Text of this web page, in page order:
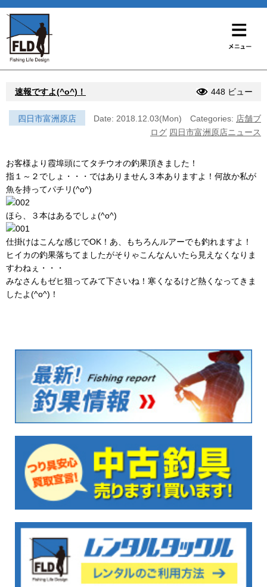
速報ですよ(^o^)！ 448 ビュー
四日市富洲原店 Date: 2018.12.03(Mon) Categories: 店舗ブ
ログ 四日市富洲原店ニュース
お客様より霞埠頭にてタチウオの釣果頂きました！
指１～２でしょ・・・ではありません３本ありますよ！何故か私が
魚を持ってパチリ(^o^)
ほら、３本はあるでしょ(^o^)
仕掛けはこんな感じでOK！あ、もちろんルアーでも釣れますよ！
ヒイカの釣果落ちてましたがそりゃこんなんいたら見えなくなりま
すわねぇ・・・
みなさんもゼヒ狙ってみて下さいね！寒くなるけど熱くなってきま
したよ(^o^)！